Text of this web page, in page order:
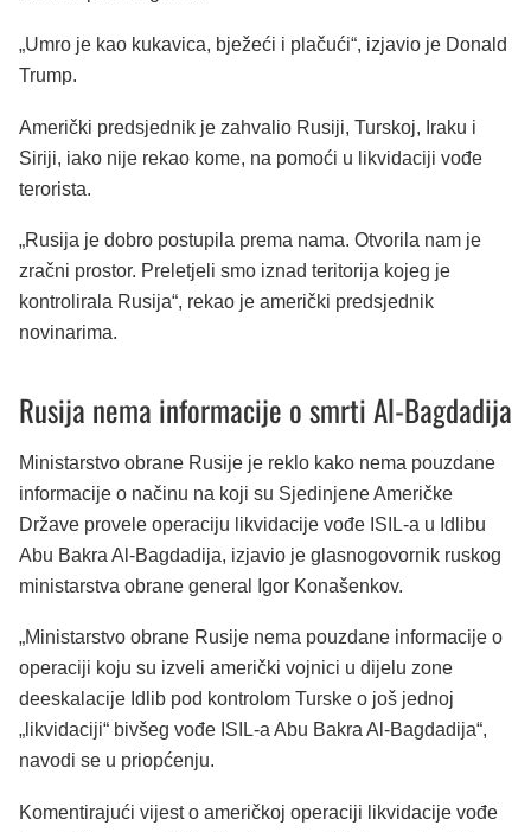
„Umro je kao kukavica, bježeći i plačući“, izjavio je Donald
Trump.
Američki predsjednik je zahvalio Rusiji, Turskoj, Iraku i
Siriji, iako nije rekao kome, na pomoći u likvidaciji vođe
terorista.
„Rusija je dobro postupila prema nama. Otvorila nam je
zračni prostor. Preletjeli smo iznad teritorija kojeg je
kontrolirala Rusija“, rekao je američki predsjednik
novinarima.
Rusija nema informacije o smrti Al-Bagdadija
Ministarstvo obrane Rusije je reklo kako nema pouzdane
informacije o načinu na koji su Sjedinjene Američke
Države provele operaciju likvidacije vođe ISIL-a u Idlibu
Abu Bakra Al-Bagdadija, izjavio je glasnogovornik ruskog
ministarstva obrane general Igor Konašenkov.
„Ministarstvo obrane Rusije nema pouzdane informacije o
operaciji koju su izveli američki vojnici u dijelu zone
deeskalacije Idlib pod kontrolom Turske o još jednoj
„likvidaciji“ bivšeg vođe ISIL-a Abu Bakra Al-Bagdadija“,
navodi se u priopćenju.
Komentirajući vijest o američkoj operaciji likvidacije vođe